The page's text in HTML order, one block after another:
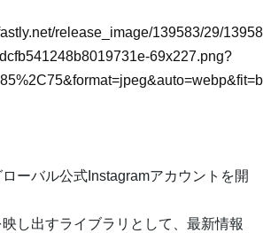
release_image/139583/29/
69x227.png?
ーバル公式Instagramアカウントを開
し出すライブラリとして、最新情報